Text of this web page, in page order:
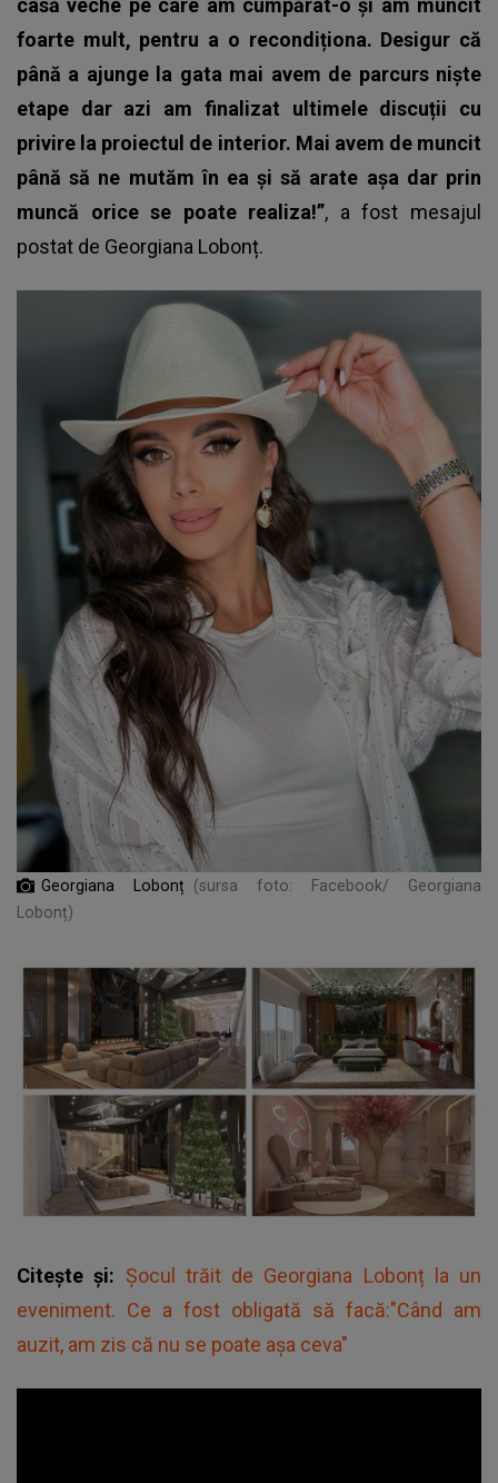
foarte mult, pentru a o recondiționa. Desigur că
până a ajunge la gata mai avem de parcurs niște
etape dar azi am finalizat ultimele discuții cu
privire la proiectul de interior. Mai avem de muncit
până să ne mutăm în ea și să arate așa dar prin
muncă orice se poate realiza!”, a fost mesajul
postat de Georgiana Lobonț.
Georgiana Lobonț
(sursa foto: Facebook/ Georgiana
Lobonț)
Citește și: Șocul trăit de Georgiana Lobonț la un
eveniment. Ce a fost obligată să facă:"Când am
auzit, am zis că nu se poate așa ceva"